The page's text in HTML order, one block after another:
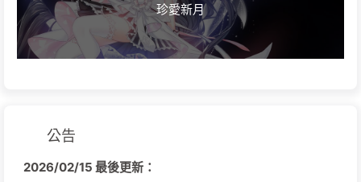
珍愛新月
公告
2026/02/15 最後更新：